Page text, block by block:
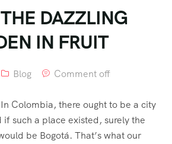
DAZZLING
IN FRUIT
Blog Comment off
Colombia, there ought to be a city
if such a place existed, surely the
be Bogotá. That’s what our